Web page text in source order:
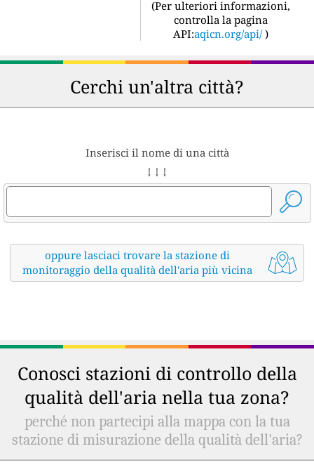
(Per ulteriori informazioni,
controlla la pagina
API:aqicn.org/api/ )
Cerchi un'altra città?
Inserisci il nome di una città
↓ ↓ ↓
oppure lasciaci trovare la stazione di
monitoraggio della qualità dell'aria più vicina
Conosci stazioni di controllo della
qualità dell'aria nella tua zona?
perché non partecipi alla mappa con la tua
stazione di misurazione della qualità dell'aria?